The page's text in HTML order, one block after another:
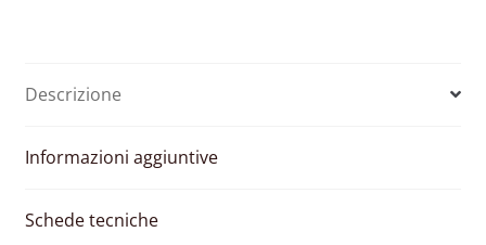
Descrizione
Informazioni aggiuntive
Schede tecniche